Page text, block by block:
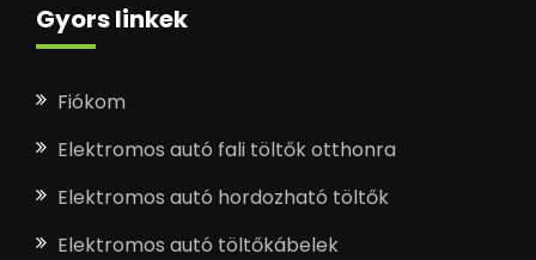
Gyors linkek
Fiókom
Elektromos autó fali töltők otthonra
Elektromos autó hordozható töltők
Elektromos autó töltőkábelek